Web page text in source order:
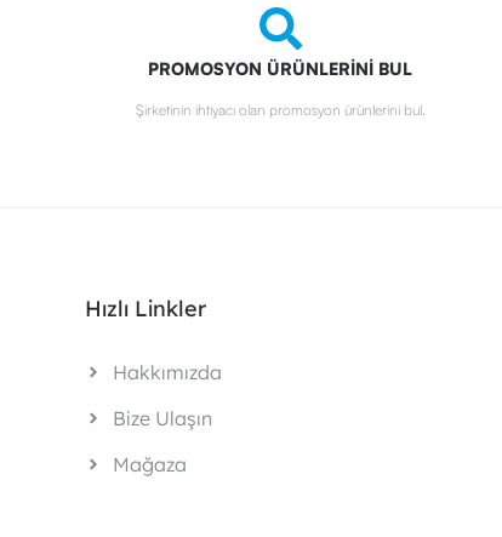
PROMOSYON ÜRÜNLERİNİ BUL
Şirketinin ihtiyacı olan promosyon ürünlerini bul.
Hızlı Linkler
Hakkımızda
Bize Ulaşın
Mağaza